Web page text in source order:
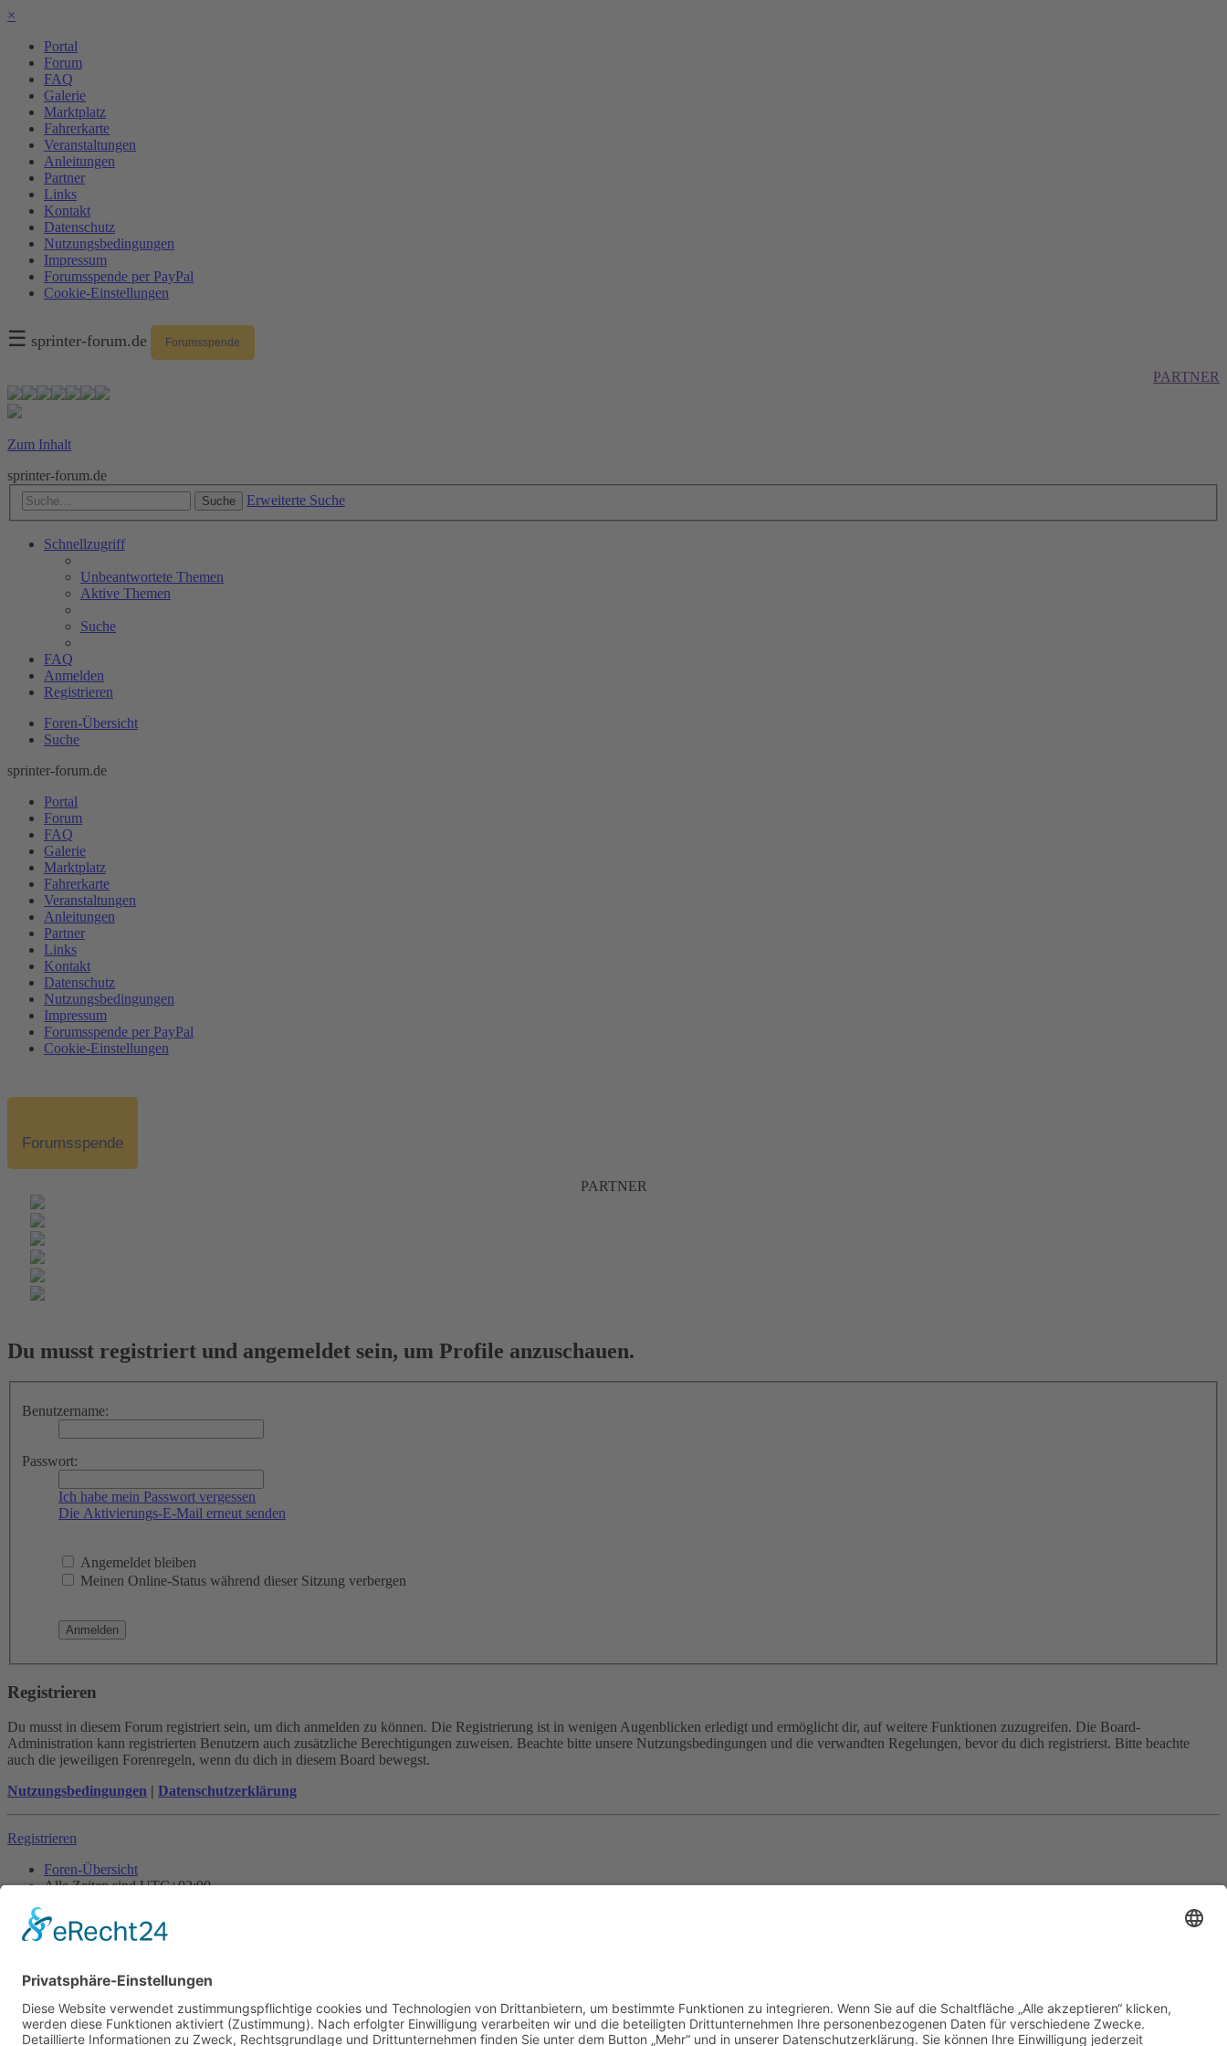
×
Portal
Forum
FAQ
Galerie
Marktplatz
Fahrerkarte
Veranstaltungen
Anleitungen
Partner
Links
Kontakt
Datenschutz
Nutzungsbedingungen
Impressum
Forumsspende per PayPal
Cookie-Einstellungen
☰ sprinter-forum.de Forumsspende
PARTNER
Zum Inhalt
sprinter-forum.de
Suche Erweiterte Suche
Schnellzugriff
Unbeantwortete Themen
Aktive Themen
Suche
FAQ
Anmelden
Registrieren
Foren-Übersicht
Suche
sprinter-forum.de
Portal
Forum
FAQ
Galerie
Marktplatz
Fahrerkarte
Veranstaltungen
Anleitungen
Partner
Links
Kontakt
Datenschutz
Nutzungsbedingungen
Impressum
Forumsspende per PayPal
Cookie-Einstellungen
Forumsspende
PARTNER
Du musst registriert und angemeldet sein, um Profile anzuschauen.
Benutzername:
Passwort:
Ich habe mein Passwort vergessen
Die Aktivierungs-E-Mail erneut senden
Angemeldet bleiben
Meinen Online-Status während dieser Sitzung verbergen
Registrieren
Du musst in diesem Forum registriert sein, um dich anmelden zu können. Die Registrierung ist in wenigen Augenblicken erledigt und ermöglicht dir, auf weitere Funktionen zuzugreifen. Die Board-
Administration kann registrierten Benutzern auch zusätzliche Berechtigungen zuweisen. Beachte bitte unsere Nutzungsbedingungen und die verwandten Regelungen, bevor du dich registrierst. Bitte beachte
auch die jeweiligen Forenregeln, wenn du dich in diesem Board bewegst.
Nutzungsbedingungen | Datenschutzerklärung
Registrieren
Foren-Übersicht
Alle Zeiten sindUTC+02:00
Powered byphpBB® Forum Software © phpBB Limited
Datenschutz |Nutzungsbedingungen